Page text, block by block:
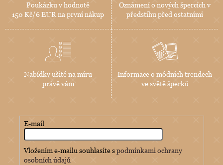
Poukázku v hodnotě
150 Kč/6 EUR na první nákup
Oznámení o nových špercích v
předstihu před ostatními
Nabídky ušité na míru
právě vám
Informace o módních trendech
ve světě šperků
E-mail
Vložením e-mailu souhlasíte spodmínkami ochrany
osobních údajů